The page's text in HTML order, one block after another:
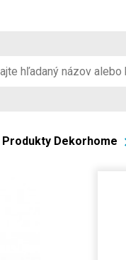
Produkty Dekorhome